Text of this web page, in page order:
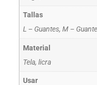
Tallas
L – Guantes, M –
Material
Tela, licra
Usar